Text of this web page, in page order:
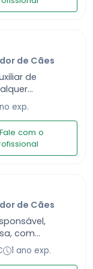
de Cães
de
exp.
Fale com o
de Cães
com
de pets,
meus
1 ano exp.